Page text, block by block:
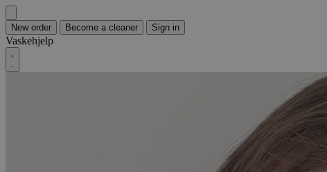
New order Become a cleaner Sign in
Vaskehjelp